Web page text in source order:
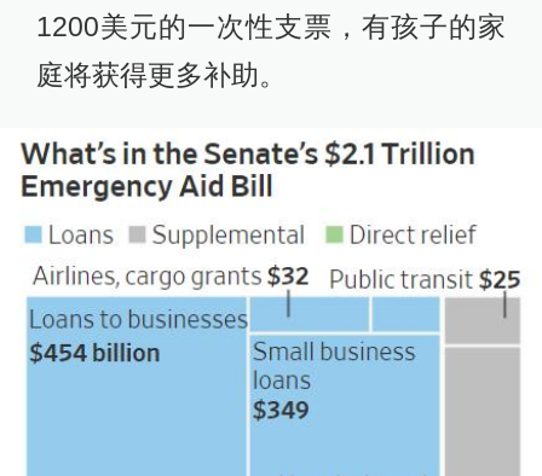
1200美元的一次性支票，有孩子的家
庭将获得更多补助。